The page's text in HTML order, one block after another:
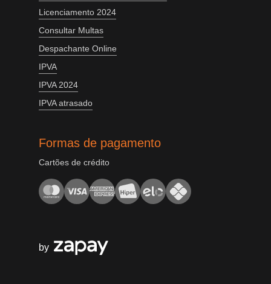
Licenciamento 2024
Consultar Multas
Despachante Online
IPVA
IPVA 2024
IPVA atrasado
Formas de pagamento
Cartões de crédito
by